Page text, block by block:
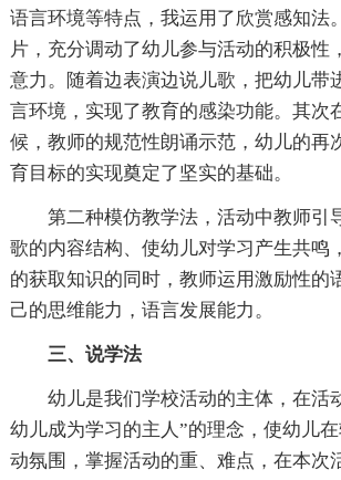
语言环境等特点，我运用了欣赏感知法
片，充分调动了幼儿参与活动的积极性
意力。随着边表演边说儿歌，把幼儿带
言环境，实现了教育的感染功能。其次
候，教师的规范性朗诵示范，幼儿的再
育目标的实现奠定了坚实的基础。
第二种模仿教学法，活动中教师引
歌的内容结构、使幼儿对学习产生共鸣
的获取知识的同时，教师运用激励性的
己的思维能力，语言发展能力。
三、说学法
幼儿是我们学校活动的主体，在活
幼儿成为学习的主人”的理念，使幼儿
动氛围，掌握活动的重、难点，在本次